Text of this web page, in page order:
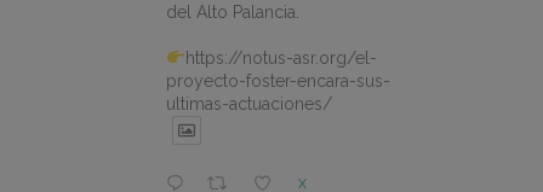
del Alto Palancia.
https://notus-asr.org/el-
proyecto-foster-encara-sus-
ultimas-actuaciones/
X